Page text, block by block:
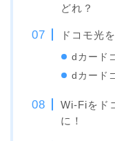
どれ？
ドコモ光
dカード
dカード
Wi-Fiをド
に！